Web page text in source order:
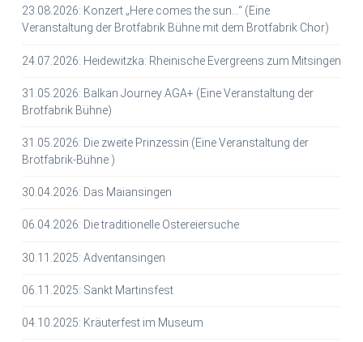
23.08.2026: Konzert „Here comes the sun…“ (Eine
Veranstaltung der Brotfabrik Bühne mit dem Brotfabrik Chor)
24.07.2026: Heidewitzka: Rheinische Evergreens zum Mitsingen
31.05.2026: Balkan Journey AGA+ (Eine Veranstaltung der
Brotfabrik Bühne)
31.05.2026: Die zweite Prinzessin (Eine Veranstaltung der
Brotfabrik-Bühne )
30.04.2026: Das Maiansingen
06.04.2026: Die traditionelle Ostereiersuche
30.11.2025: Adventansingen
06.11.2025: Sankt Martinsfest
04.10.2025: Kräuterfest im Museum